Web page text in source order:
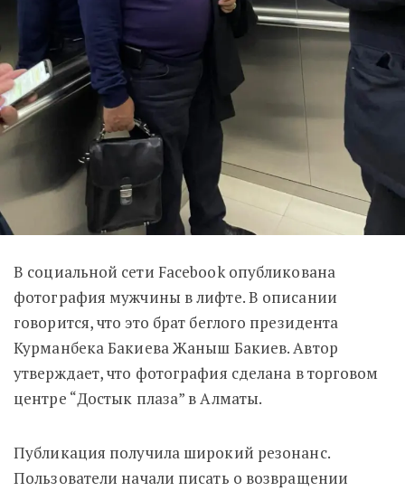
В социальной сети Facebook опубликована
фотография мужчины в лифте. В описании
говорится, что это брат беглого президента
Курманбека Бакиева Жаныш Бакиев. Автор
утверждает, что фотография сделана в торговом
центре “Достык плаза” в Алматы.
Публикация получила широкий резонанс.
Пользователи начали писать о возвращении